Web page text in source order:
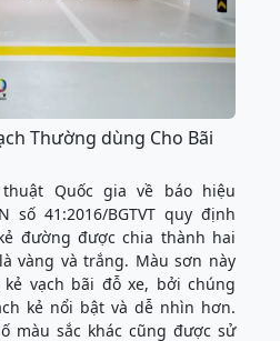
Thường dùng Cho Bãi
Quốc gia về báo hiệu
số 41:2016/BGTVT quy định
đường được chia thành hai
vàng và trắng. Màu sơn này
vạch bãi đỗ xe, bởi chúng
kẻ nổi bật và dễ nhìn hơn.
màu sắc khác cũng được sử